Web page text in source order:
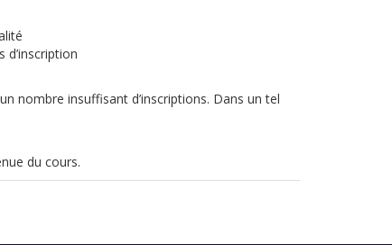
nombre insuffisant d’inscriptions. Dans un tel
du cours.